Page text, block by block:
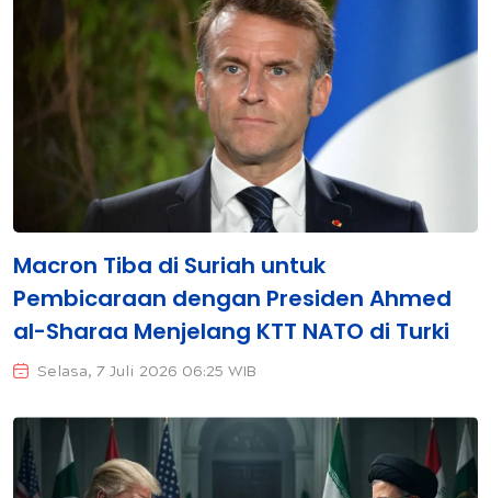
Macron Tiba di Suriah untuk
Pembicaraan dengan Presiden Ahmed
al-Sharaa Menjelang KTT NATO di Turki
Selasa, 7 Juli 2026 06:25 WIB